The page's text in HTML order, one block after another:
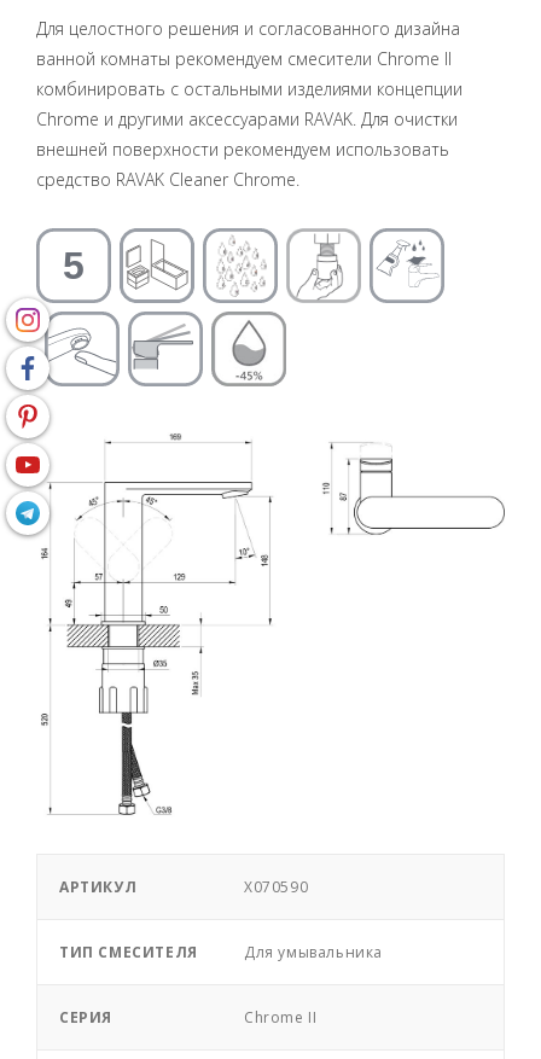
Для целостного решения и согласованного дизайна
ванной комнаты рекомендуем смесители Chrome II
комбинировать с остальными изделиями концепции
Chrome и другими аксессуарами RAVAK. Для очистки
внешней поверхности рекомендуем использовать
средство RAVAK Cleaner Chrome.
АРТИКУЛ X070590
ТИП СМЕСИТЕЛЯ Для умывальника
СЕРИЯ Chrome II